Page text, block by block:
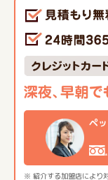
※ 紹介する加盟店により
ペ